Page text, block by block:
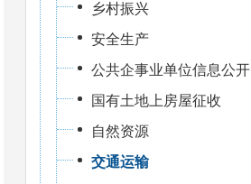
乡村振兴
安全生产
公共企事业单位信息公开
国有土地上房屋征收
自然资源
交通运输